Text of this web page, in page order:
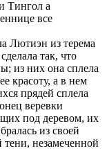
Тингол а
все
Лютиэн из терема
так, что
из них она сплела
красоту, а в нем
прядей сплела
веревки
под деревом, их
из своей
незамеченной